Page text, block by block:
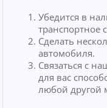
Убедится в
транспортное
Сделать
автомобиля.
Связаться с
для вас
любой другой